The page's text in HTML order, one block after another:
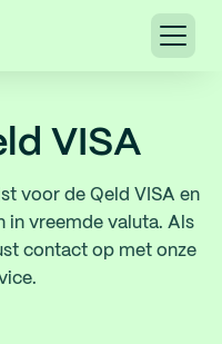
VISA
voor de Qeld VISA en
in vreemde valuta. Als
contact op met onze